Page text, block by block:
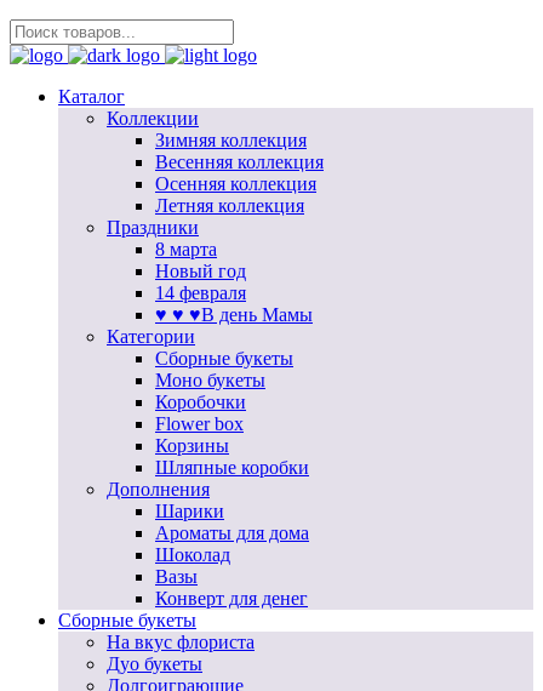
Каталог
Коллекции
Зимняя коллекция
Весенняя коллекция
Осенняя коллекция
Летняя коллекция
Праздники
8 марта
Новый год
14 февраля
♥ ♥ ♥В день Мамы
Категории
Сборные букеты
Моно букеты
Коробочки
Flower box
Корзины
Шляпные коробки
Дополнения
Шарики
Ароматы для дома
Шоколад
Вазы
Конверт для денег
Сборные букеты
На вкус флориста
Дуо букеты
Долгоиграющие